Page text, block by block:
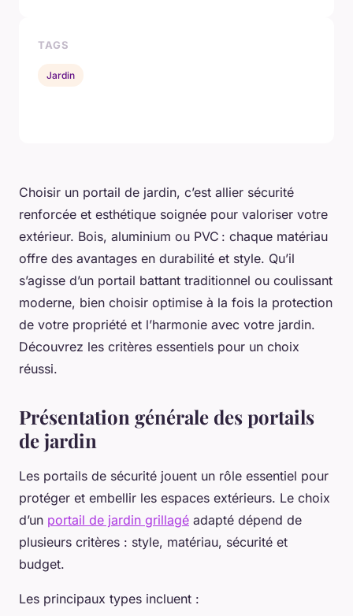
Choisir un portail de jardin, c’est allier sécurité
renforcée et esthétique soignée pour valoriser votre
extérieur. Bois, aluminium ou PVC : chaque matériau
offre des avantages en durabilité et style. Qu’il
s’agisse d’un portail battant traditionnel ou coulissant
moderne, bien choisir optimise à la fois la protection
de votre propriété et l’harmonie avec votre jardin.
Découvrez les critères essentiels pour un choix
réussi.
Présentation générale des portails
de jardin
Les portails de sécurité jouent un rôle essentiel pour
protéger et embellir les espaces extérieurs. Le choix
d’un portail de jardin grillagé adapté dépend de
plusieurs critères : style, matériau, sécurité et
budget.
Les principaux types incluent :
TAGS
Jardin